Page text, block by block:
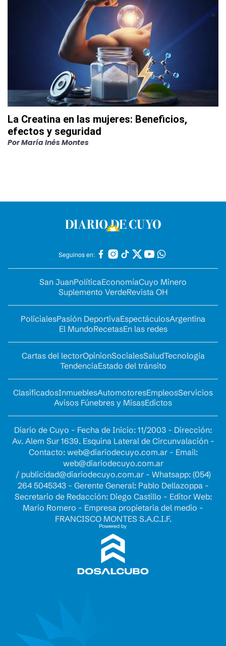
La Creatina en las mujeres: Beneficios,
efectos y seguridad
PorMaría Inés Montes
Seguinos en:
San JuanPolíticaEconomíaCuyo Minero
Suplemento VerdeRevista OH
PolicialesPasión DeportivaEspectáculosArgentina
El MundoRecetasEn las redes
Cartas del lectorOpinionSocialesSaludTecnología
TendenciaEstado del tránsito
ClasificadosInmueblesAutomotoresEmpleosServicios
Avisos Fúnebres y MisasEdictos
Diario de Cuyo - Fecha de Inicio: 11/2003 - Dirección:
Av. Alem Sur 1639. Esquina Lateral de Circunvalación -
Contacto: web@diariodecuyo.com.ar- Email:
web@diariodecuyo.com.ar
/ publicidad@diariodecuyo.com.ar- Whatsapp: (054)
264 5045343 - Gerente General: Pablo Dellazoppa -
Secretario de Redacción: Diego Castillo - Editor Web:
Mario Romero - Empresa propietaria del medio -
FRANCISCO MONTES S.A.C.I.F.